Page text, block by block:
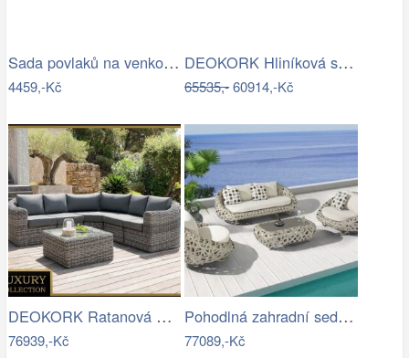
Sada povlaků na venkovní polštáře…
4459,-Kč
DEOKORK Hliníková sestava pro 7 osob…
65535,-60914,-Kč
DEOKORK Ratanová modulová sestava…
76939,-Kč
Pohodlná zahradní sedací souprava - IKT
77089,-Kč